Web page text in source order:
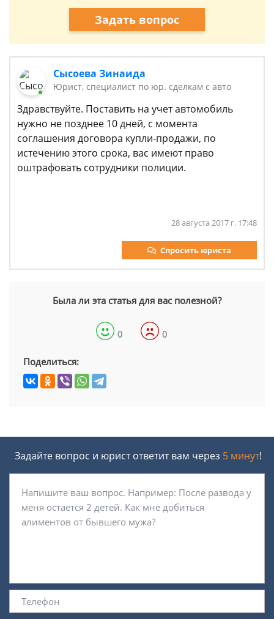
Задать вопрос
Сысоева Зинаида
Юрист, специалист по юр. сделкам с авто
Здравствуйте. Поставить на учет автомобиль
нужно не позднее 10 дней, с момента
соглашения договора купли-продажи, по
истечению этого срока, вас имеют право
оштрафовать сотрудники полиции.
28 августа 2017 г. 17:48
Спросить юриста
Была ли эта статья для вас полезной?
0 0
Поделиться:
Задайте вопрос и юрист ответит вам через 5 минут!